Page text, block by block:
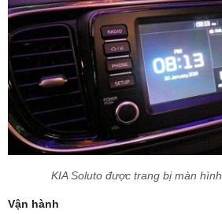
KIA Soluto được trang bị màn
Vận hành